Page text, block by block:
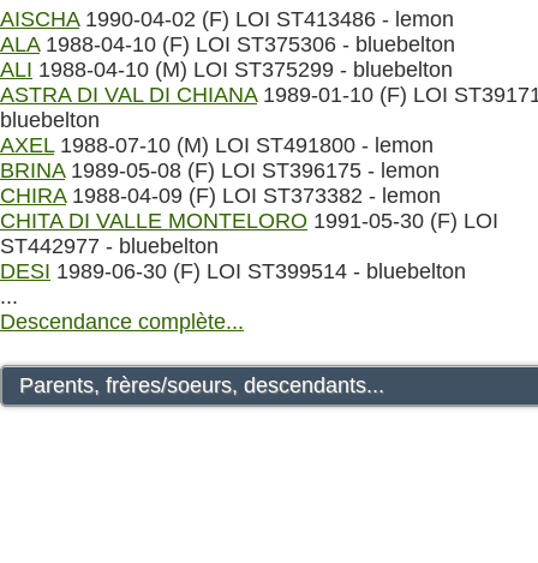
AISCHA1990-04-02 (F) LOI ST413486 - lemon
ALA1988-04-10 (F) LOI ST375306 - bluebelton
ALI 1988-04-10 (M) LOI ST375299 - bluebelton
ASTRA DI VAL DI CHIANA1989-01-10 (F) LOI
bluebelton
AXEL1988-07-10 (M) LOI ST491800 - lemon
BRINA1989-05-08 (F) LOI ST396175 - lemon
CHIRA1988-04-09 (F) LOI ST373382 - lemon
CHITA DI VALLE MONTELORO 1991-05-30 (F) LOI
ST442977 - bluebelton
DESI 1989-06-30 (F) LOI ST399514 - bluebelton
...
Descendance complète...
Parents, frères/soeurs, descendants...